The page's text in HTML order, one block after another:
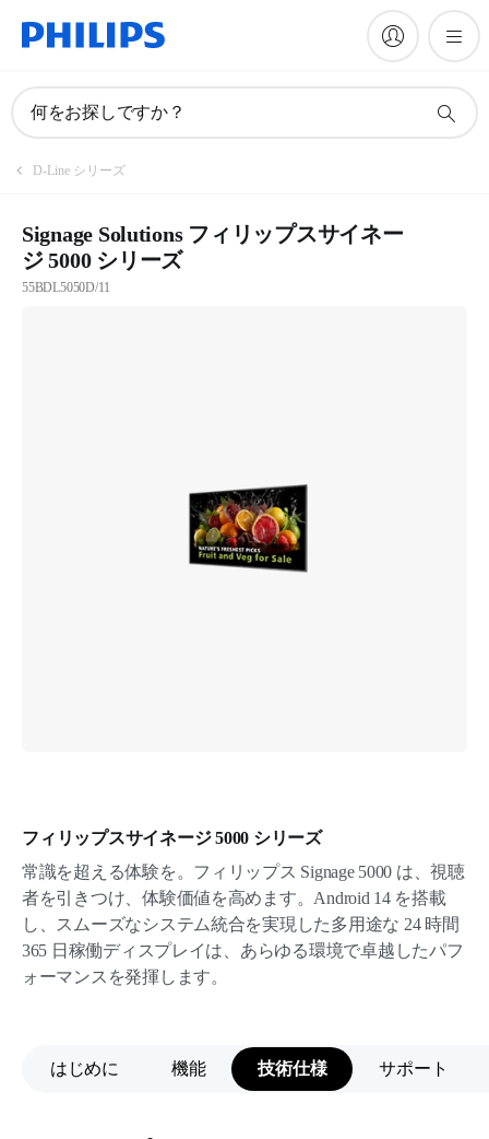
何をお探しですか？
D-Line シリーズ
Signage Solutions フィリップスサイネー
ジ 5000 シリーズ
55BDL5050D/11
フィリップスサイネージ 5000 シリーズ
常識を超える体験を。フィリップス Signage 5000 は、視聴
者を引きつけ、体験価値を高めます。Android 14 を搭載
し、スムーズなシステム統合を実現した多用途な 24 時間
365 日稼働ディスプレイは、あらゆる環境で卓越したパフ
ォーマンスを発揮します。
はじめに 機能 技術仕様 サポート